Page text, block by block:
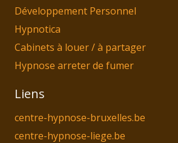
Développement Personnel
Hypnotica
Cabinets à louer / à partager
Hypnose arreter de fumer
Liens
centre-hypnose-bruxelles.be
centre-hypnose-liege.be